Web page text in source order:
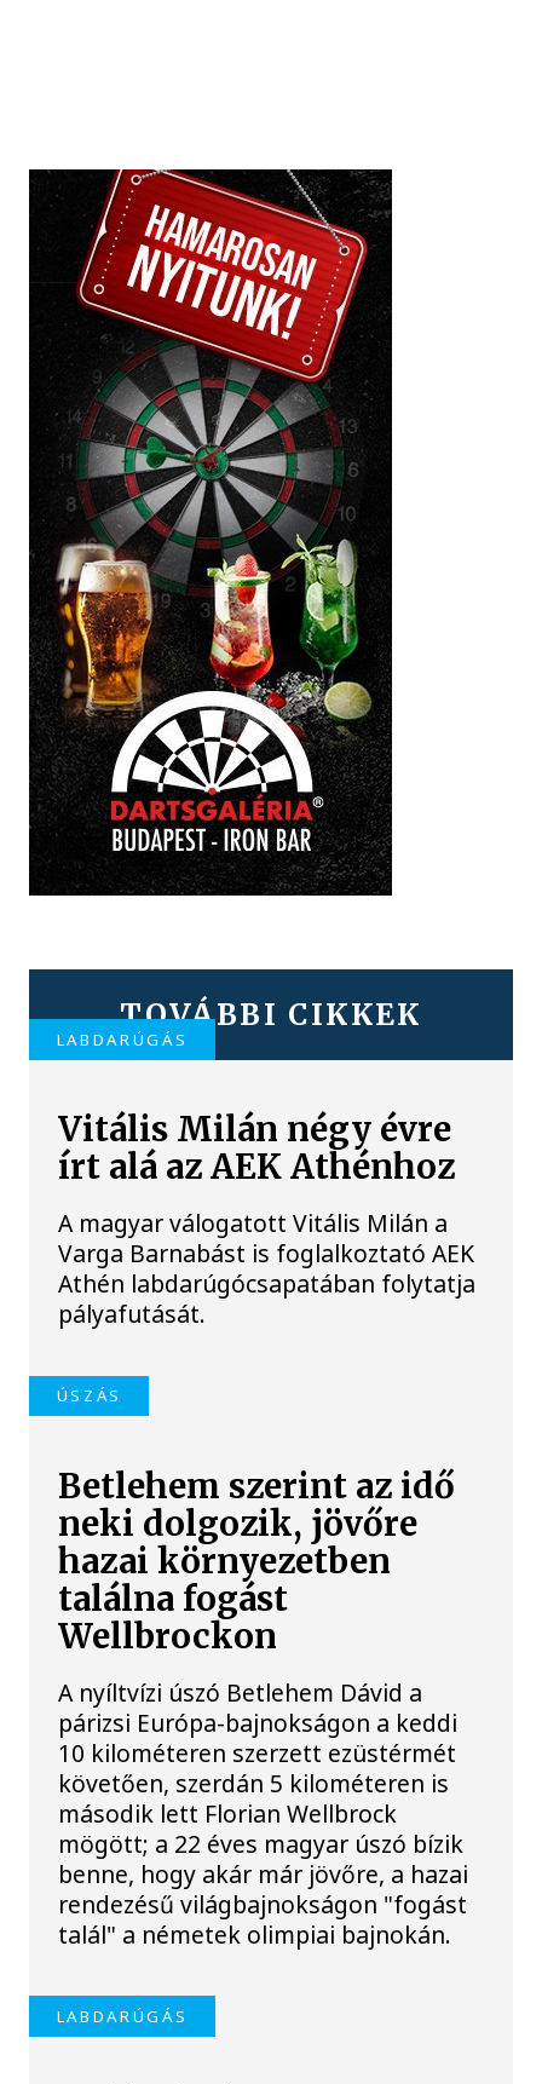
TOVÁBBI CIKKEK
LABDARÚGÁS
Vitális Milán négy évre
írt alá az AEK Athénhoz
A magyar válogatott Vitális Milán a
Varga Barnabást is foglalkoztató AEK
Athén labdarúgócsapatában folytatja
pályafutását.
ÚSZÁS
Betlehem szerint az idő
neki dolgozik, jövőre
hazai környezetben
találna fogást
Wellbrockon
A nyíltvízi úszó Betlehem Dávid a
párizsi Európa-bajnokságon a keddi
10 kilométeren szerzett ezüstérmét
követően, szerdán 5 kilométeren is
második lett Florian Wellbrock
mögött; a 22 éves magyar úszó bízik
benne, hogy akár már jövőre, a hazai
rendezésű világbajnokságon "fogást
talál" a németek olimpiai bajnokán.
LABDARÚGÁS